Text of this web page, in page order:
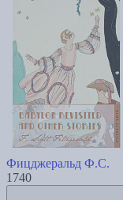
Фицджеральд Ф.С.
1740